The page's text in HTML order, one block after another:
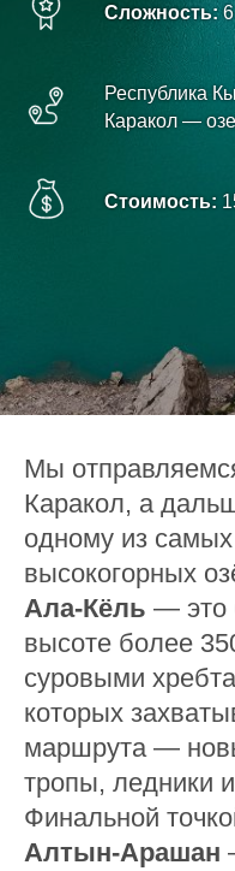
Сложность:6
Республика
Каракол —
Стоимость:
Мы
Каракол, а
одному из
высокогорных
Ала-Кёль — это
высоте более
суровыми
которых
маршрута —
тропы, ледники
Финальной
Алтын-Арашан